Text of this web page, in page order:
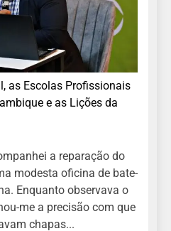
as Escolas Profissionais
e as Lições da
a reparação do
modesta oficina de bate-
Enquanto observava o
me a precisão com que
chapas...